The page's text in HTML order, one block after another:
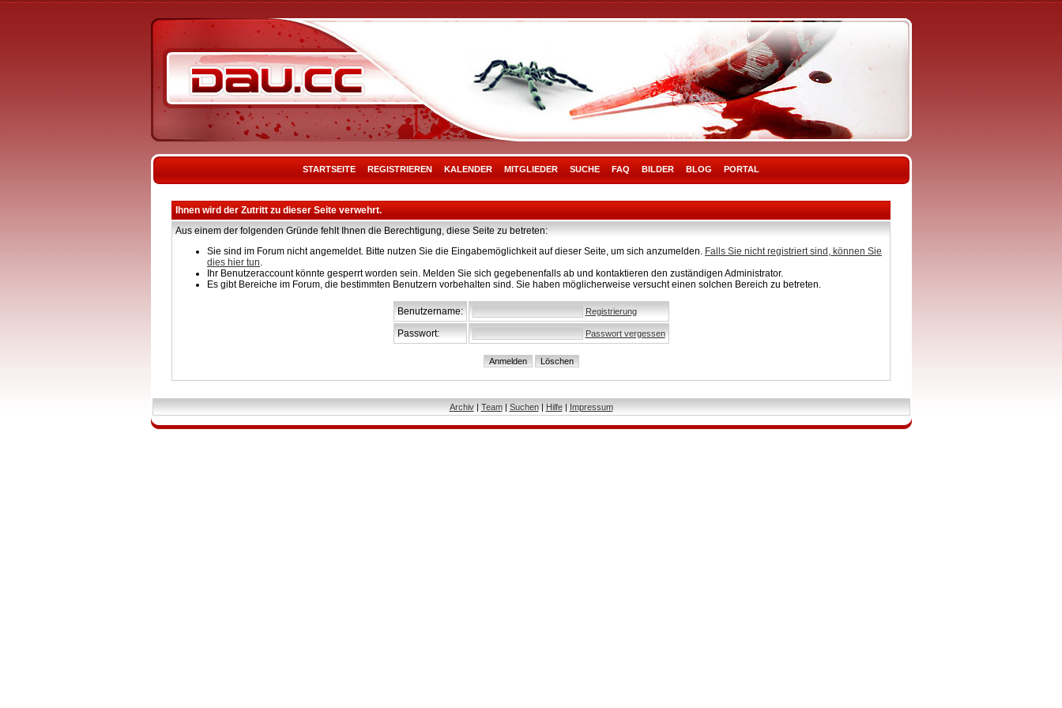
STARTSEITE REGISTRIEREN KALENDER MITGLIEDER SUCHE FAQ BILDER BLOG PORTAL
Ihnen wird der Zutritt zu dieser Seite verwehrt.
Aus einem der folgenden Gründe fehlt Ihnen die Berechtigung, diese Seite zu betreten:
Sie sind im Forum nicht angemeldet. Bitte nutzen Sie die Eingabemöglichkeit auf dieser Seite, um sich anzumelden. Falls Sie nicht registriert sind, können Sie
dies hier tun.
Ihr Benutzeraccount könnte gesperrt worden sein. Melden Sie sich gegebenenfalls ab und kontaktieren den zuständigen Administrator.
Es gibt Bereiche im Forum, die bestimmten Benutzern vorbehalten sind. Sie haben möglicherweise versucht einen solchen Bereich zu betreten.
Benutzername: Registrierung
Passwort: Passwort vergessen
Archiv| Team| Suchen| Hilfe| Impressum